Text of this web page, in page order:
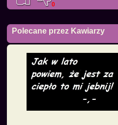
0
Polecane przez Kawiarzy